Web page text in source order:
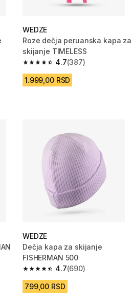
WEDZE
Roze dečja peruanska kapa za
skijanje TIMELESS
4.7
4.7 od 5 zvezdica from 387
(387)
1.999,00 RSD
WEDZE
Dečja kapa za skijanje
FISHERMAN 500
4.7
4.7 od 5 zvezdica from 690
(690)
799,00 RSD